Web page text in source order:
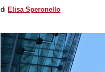
di Elisa Speronello